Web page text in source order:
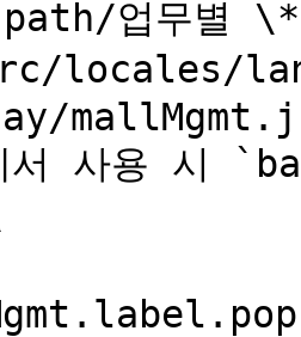
서 사용 시